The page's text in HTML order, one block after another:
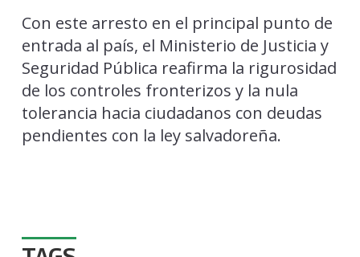
Con este arresto en el principal punto de
entrada al país, el Ministerio de Justicia y
Seguridad Pública reafirma la rigurosidad
de los controles fronterizos y la nula
tolerancia hacia ciudadanos con deudas
pendientes con la ley salvadoreña.